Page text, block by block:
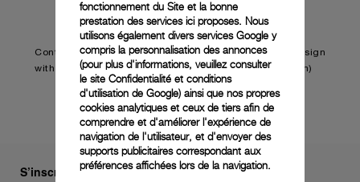
Continue reading on:Panerai embraces feminine design
with the Luminor Due Madreperla (boatinternational.com)
S’inscrire à notre newsletter
fonctionnement du Site et la bonne
prestation des services ici proposes. Nous
utilisons également divers services Google y
compris la personnalisation des annonces
(pour plus d'informations, veuillez consulter
le site Confidentialité et conditions
d'utilisation de Google) ainsi que nos propres
cookies analytiques et ceux de tiers afin de
comprendre et d'améliorer l'expérience de
navigation de l'utilisateur, et d'envoyer des
supports publicitaires correspondant aux
préférences affichées lors de la navigation.